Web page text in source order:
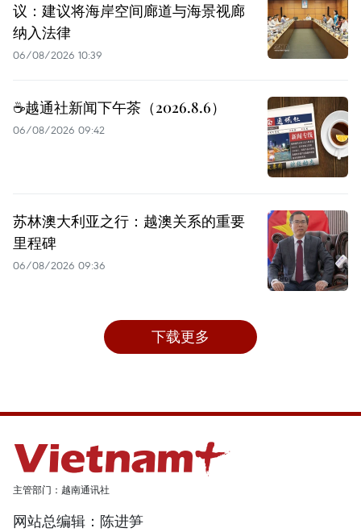
议：建议将海岸空间廊道与海景视廊
纳入法律
06/08/2026 10:39
☕️越通社新闻下午茶（2026.8.6）
06/08/2026 09:42
苏林澳大利亚之行：越澳关系的重要
里程碑
06/08/2026 09:36
下载更多
主管部门：越南通讯社
网站总编辑：陈进笋